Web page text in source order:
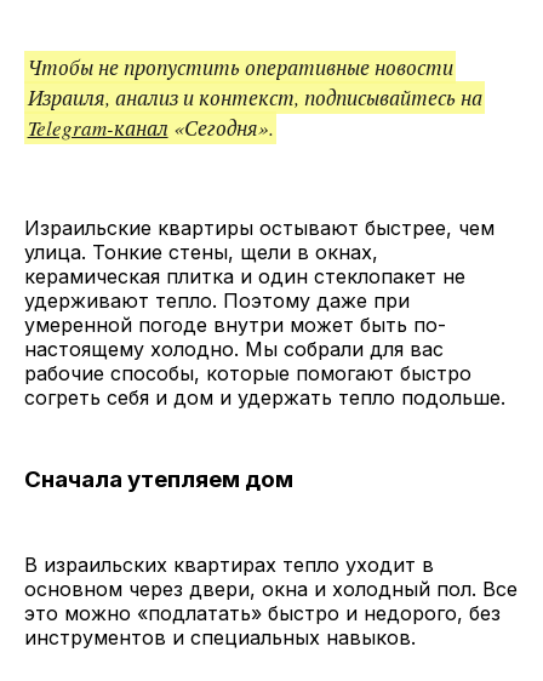
Чтобы не пропустить оперативные новости
Израиля, анализ и контекст, подписывайтесь на
Telegram-канал «Сегодня».
Израильские квартиры остывают быстрее, чем
улица. Тонкие стены, щели в окнах,
керамическая плитка и один стеклопакет не
удерживают тепло. Поэтому даже при
умеренной погоде внутри может быть по-
настоящему холодно. Мы собрали для вас
рабочие способы, которые помогают быстро
согреть себя и дом и удержать тепло подольше.
Сначала утепляем дом
В израильских квартирах тепло уходит в
основном через двери, окна и холодный пол. Все
это можно «подлатать» быстро и недорого, без
инструментов и специальных навыков.